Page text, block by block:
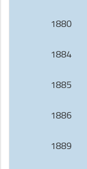
1880
1884
1885
1886
1889